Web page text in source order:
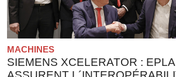
MACHINES
SIEMENS XCELERATOR :